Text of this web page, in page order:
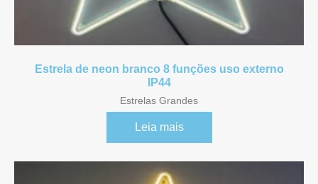
Referência 21062
Referência 18210/28210
Estrelas Armações
Estrela de neon branco 8 funções uso externo
IP44
Estrelas Grandes
Leia mais